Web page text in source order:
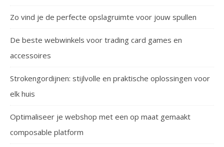
Zo vind je de perfecte opslagruimte voor jouw spullen
De beste webwinkels voor trading card games en
accessoires
Strokengordijnen: stijlvolle en praktische oplossingen voor
elk huis
Optimaliseer je webshop met een op maat gemaakt
composable platform